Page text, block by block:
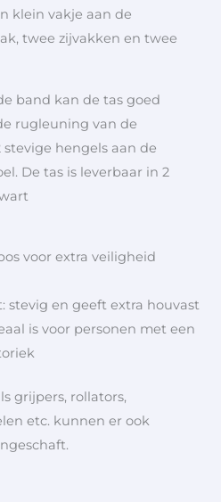
klein vakje aan de
twee zijvakken en twee
band kan de tas goed
rugleuning van de
hengels aan de
De tas is leverbaar in 2
voor extra veiligheid
stevig en geeft extra houvast
is voor personen met een
grijpers, rollators,
etc. kunnen er ook